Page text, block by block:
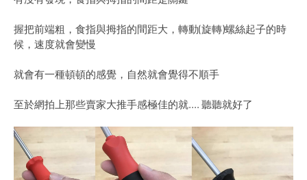
握把前端粗，食指與拇指的間距大，轉動(旋轉)螺絲起子的時
候，速度就會變慢
就會有一種頓頓的感覺，自然就會覺得不順手
至於網拍上那些賣家大推手感極佳的就.... 聽聽就好了